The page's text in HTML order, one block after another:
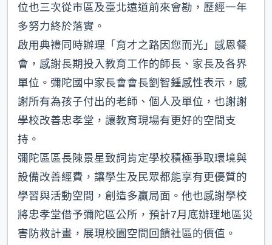
位也三次從市區及臺北遠道前來會勘，歷經一年
多努力終於落實。
啟用典禮同時辦理「育才之路因您而光」感恩餐
會，感謝長期投入教育工作的師長、家長及各界
單位。彌陀國中家長會會長劉智鍾感性表示，感
謝所有為孩子付出的老師、個人及單位，也謝謝
學校改善忠孝堂，讓教育現場有更好的空間支
持。
彌陀區區長陳景星致詞肯定學校積極爭取環境與
設備改善經費，讓學生及民眾都能享有更優質的
學習與活動空間，創造多贏局面。他也感謝學校
將忠孝堂借予彌陀區公所，預計7月底辦理地區災
害防救計畫，展現校園空間回饋社區的價值。